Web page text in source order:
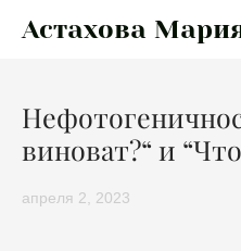
Астахова
виноват?“ и
апреля 2, 2023